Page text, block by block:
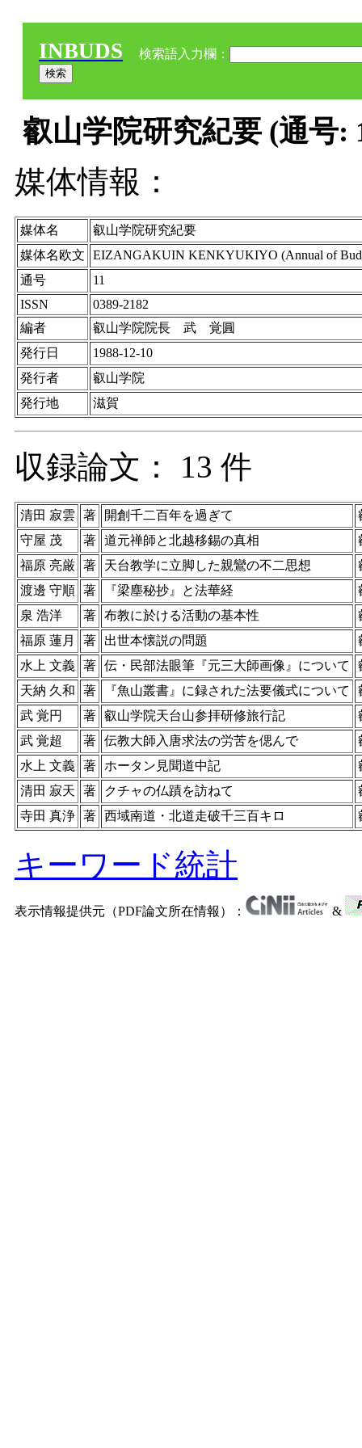
INBUDS 検索語入力欄：
叡山学院研究紀要 (通号:
媒体情報：
媒体名
叡山学院研究紀要
媒体名欧文
EIZANGAKUIN KENKYUKIYO (Annual of
通号
11
ISSN
0389-2182
編者
叡山学院院長 武 覚圓
発行日
1988-12-10
発行者
叡山学院
発行地
滋賀
収録論文： 13 件
清田 寂雲 著 開創千二百年を過ぎて
守屋 茂
著 道元禅師と北越移錫の真相
福原 亮厳 著 天台教学に立脚した親鸞の不二思想
渡邊 守順 著 『梁塵秘抄』と法華経
泉 浩洋
著 布教に於ける活動の基本性
福原 蓮月
著 出世本懐説の問題
水上 文義 著 伝・民部法眼筆『元三大師画像』について
天納 久和
著 『魚山叢書』に録された法要儀式について
武 覚円
著 叡山学院天台山参拝研修旅行記
武 覚超
著 伝教大師入唐求法の労苦を偲んで
水上 文義 著 ホータン見聞道中記
清田 寂天
著 クチャの仏蹟を訪ねて
寺田 真浄 著 西域南道・北道走破千三百キロ
キーワード統計
表示情報提供元（PDF論文所在情報）： &